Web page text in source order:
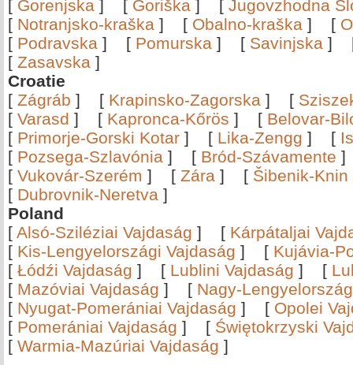
[ Gorenjska ] [ Goriška ] [ Jugovzhodna
[ Notranjsko-kraška ] [ Obalno-kraška ] [
[ Podravska ] [ Pomurska ] [ Savinjska ]
[ Zasavska ]
Croatie
[ Zágráb ] [ Krapinsko-Zagorska ] [
[ Varasd ] [ Kapronca-Kőrös ] [ Belovar-
[ Primorje-Gorski Kotar ] [ Lika-Zengg ] [
[ Pozsega-Szlavónia ] [ Bród-Szávamente
[ Vukovár-Szerém ] [ Zára ] [ Šibenik-Knin
[ Dubrovnik-Neretva ]
Poland
[ Alsó-Sziléziai Vajdaság ] [ Kárpátaljai
[ Kis-Lengyelországi Vajdaság ] [ Kujávia-
[ Łódźi Vajdaság ] [ Lublini Vajdaság ] [
[ Mazóviai Vajdaság ] [ Nagy-
[ Nyugat-Pomerániai Vajdaság ] [ Opolei
[ Pomerániai Vajdaság ] [ Świętokrzyski
[ Warmia-Mazúriai Vajdaság ]